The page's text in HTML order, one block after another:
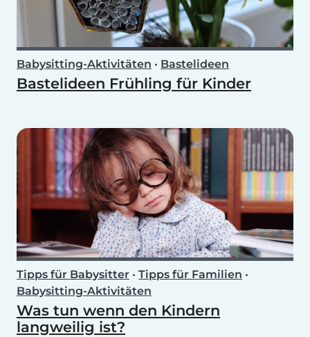
Babysitting-Aktivitäten • Bastelideen
Bastelideen Frühling für Kinder
Tipps für Babysitter • Tipps für Familien •
Babysitting-Aktivitäten
Was tun wenn den Kindern
langweilig ist?